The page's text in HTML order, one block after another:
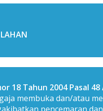
18 Tahun 2004 Pasal
membuka dan/atau